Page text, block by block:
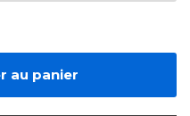
au panier